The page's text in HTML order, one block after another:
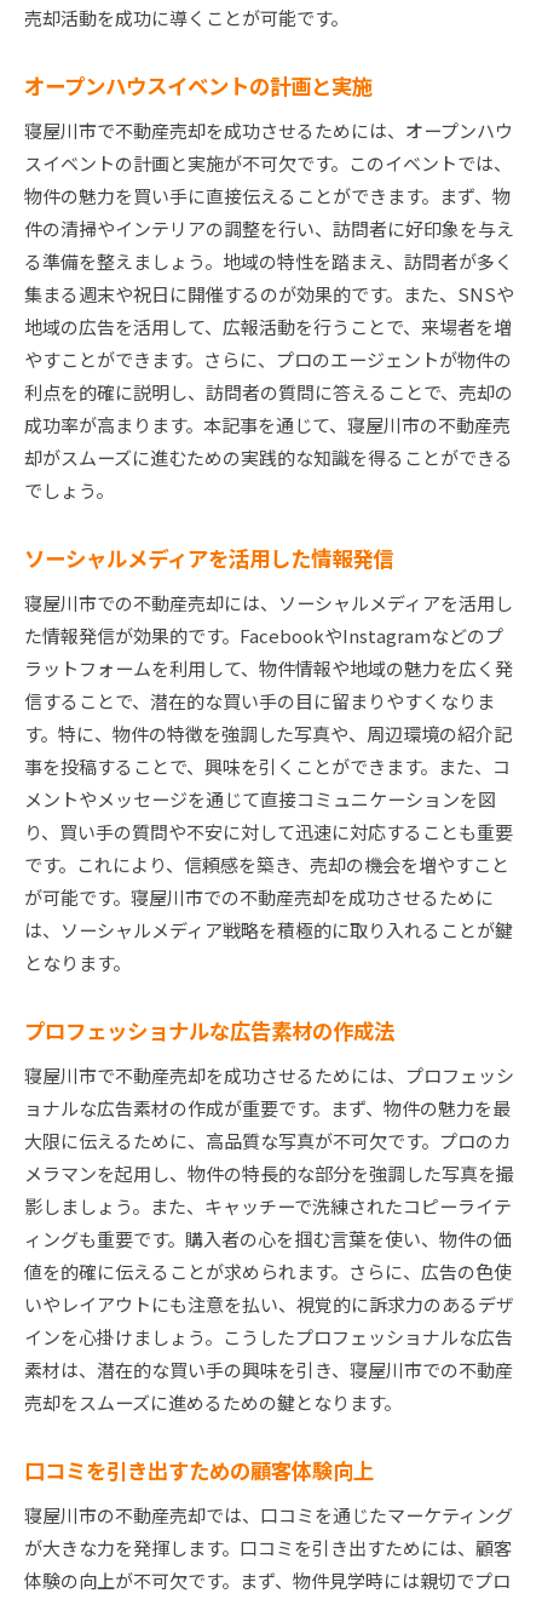
売却活動を成功に導くことが可能です。
オープンハウスイベントの計画と実施
寝屋川市で不動産売却を成功させるためには、オープンハウ
スイベントの計画と実施が不可欠です。このイベントでは、
物件の魅力を買い手に直接伝えることができます。まず、物
件の清掃やインテリアの調整を行い、訪問者に好印象を与え
る準備を整えましょう。地域の特性を踏まえ、訪問者が多く
集まる週末や祝日に開催するのが効果的です。また、SNSや
地域の広告を活用して、広報活動を行うことで、来場者を増
やすことができます。さらに、プロのエージェントが物件の
利点を的確に説明し、訪問者の質問に答えることで、売却の
成功率が高まります。本記事を通じて、寝屋川市の不動産売
却がスムーズに進むための実践的な知識を得ることができる
でしょう。
ソーシャルメディアを活用した情報発信
寝屋川市での不動産売却には、ソーシャルメディアを活用し
た情報発信が効果的です。FacebookやInstagramなどのプ
ラットフォームを利用して、物件情報や地域の魅力を広く発
信することで、潜在的な買い手の目に留まりやすくなりま
す。特に、物件の特徴を強調した写真や、周辺環境の紹介記
事を投稿することで、興味を引くことができます。また、コ
メントやメッセージを通じて直接コミュニケーションを図
り、買い手の質問や不安に対して迅速に対応することも重要
です。これにより、信頼感を築き、売却の機会を増やすこと
が可能です。寝屋川市での不動産売却を成功させるために
は、ソーシャルメディア戦略を積極的に取り入れることが鍵
となります。
プロフェッショナルな広告素材の作成法
寝屋川市で不動産売却を成功させるためには、プロフェッシ
ョナルな広告素材の作成が重要です。まず、物件の魅力を最
大限に伝えるために、高品質な写真が不可欠です。プロのカ
メラマンを起用し、物件の特長的な部分を強調した写真を撮
影しましょう。また、キャッチーで洗練されたコピーライテ
ィングも重要です。購入者の心を掴む言葉を使い、物件の価
値を的確に伝えることが求められます。さらに、広告の色使
いやレイアウトにも注意を払い、視覚的に訴求力のあるデザ
インを心掛けましょう。こうしたプロフェッショナルな広告
素材は、潜在的な買い手の興味を引き、寝屋川市での不動産
売却をスムーズに進めるための鍵となります。
口コミを引き出すための顧客体験向上
寝屋川市の不動産売却では、口コミを通じたマーケティング
が大きな力を発揮します。口コミを引き出すためには、顧客
体験の向上が不可欠です。まず、物件見学時には親切でプロ